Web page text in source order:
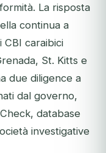
La risposta
continua a
CBI caraibici
St. Kitts e
due diligence a
dal governo,
database
investigative